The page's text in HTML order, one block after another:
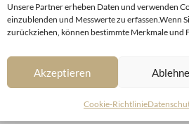
Unsere Partner erheben Daten und verwenden
einzublenden und Messwerte zu erfassen.Wenn
zurückziehen, können bestimmte Merkmale
Akzeptieren
Cookie-Richtlinie